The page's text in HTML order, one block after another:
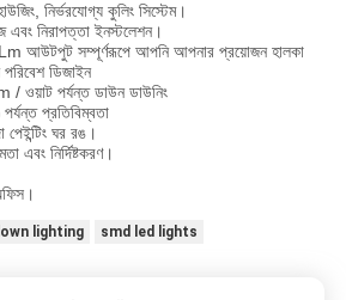
নির্ভরযোগ্য কুলিং সিস্টেম।
নিরাপত্তা ইনস্টলেশন।
আউটপুট সম্পূর্ণরূপে আপনি আপনার প্রয়োজন হালকা
ডিজাইন
ওয়াট পর্যন্ত ডাউন ডাউনিং
প্রতিবিম্বতা
ঘর রঙ।
এবং নির্দিষ্টকরণ।
lighting smd led lights